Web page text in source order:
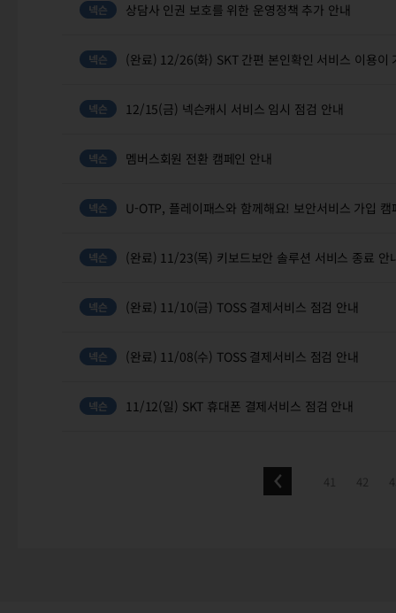
상담사 인권 보호를 위한 운영정책 추가 안내
(완료) 12/26(화) SKT 간편 본인확인 서비스 이용이
12/15(금) 넥슨캐시 서비스 임시 점검 안내
멤버스회원 전환 캠페인 안내
U-OTP, 플레이패스와 함께해요! 보안서비스 가입 캠
(완료) 11/23(목) 키보드보안 솔루션 서비스 종료 안
(완료) 11/10(금) TOSS 결제서비스 점검 안내
(완료) 11/08(수) TOSS 결제서비스 점검 안내
11/12(일) SKT 휴대폰 결제서비스 점검 안내
41 42